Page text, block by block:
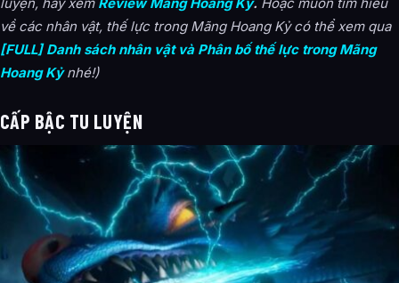
Thiên kiếp
Hóa hình
Kiếp
Thiên đạo huyết thệ
Đạo tâm
Nguyên thần thứ hai
Tâm thức
về các nhân vật, thế lực trong Mãng Hoang Kỷ có thể xem qua
[FULL] Danh sách nhân vật và Phân bố thế lực trong Mãng
Hoang Kỷ nhé!)
CẤP BẬC TU LUYỆN